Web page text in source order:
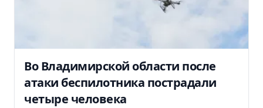
Во Владимирской области после
атаки беспилотника пострадали
четыре человека